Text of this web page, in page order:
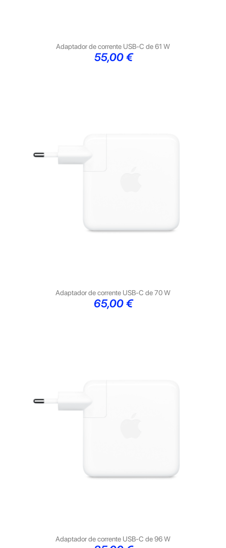
Adaptador de corrente USB‑C de 61 W
Preço
55,00 €
Adaptador de corrente USB‑C de 70 W
Preço
65,00 €
Adaptador de corrente USB‑C de 96 W